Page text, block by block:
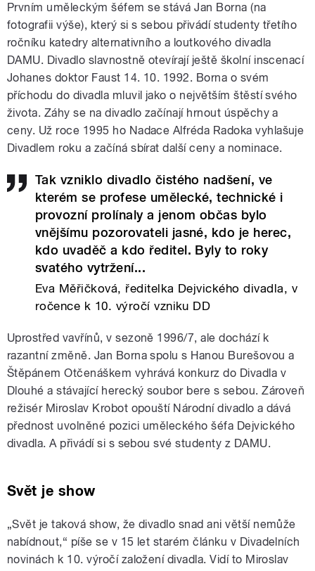
Prvním uměleckým šéfem se stává Jan Borna (na
fotografii výše), který si s sebou přivádí studenty třetího
ročníku katedry alternativního a loutkového divadla
DAMU. Divadlo slavnostně otevírají ještě školní inscenací
Johanes doktor Faust 14. 10. 1992. Borna o svém
příchodu do divadla mluvil jako o největším štěstí svého
života. Záhy se na divadlo začínají hrnout úspěchy a
ceny. Už roce 1995 ho Nadace Alfréda Radoka vyhlašuje
Divadlem roku a začíná sbírat další ceny a nominace.
Tak vzniklo divadlo čistého nadšení, ve
kterém se profese umělecké, technické i
provozní prolínaly a jenom občas bylo
vnějšímu pozorovateli jasné, kdo je herec,
kdo uvaděč a kdo ředitel. Byly to roky
svatého vytržení...
Eva Měřičková, ředitelka Dejvického divadla, v
ročence k 10. výročí vzniku DD
Uprostřed vavřínů, v sezoně 1996/7, ale dochází k
razantní změně. Jan Borna spolu s Hanou Burešovou a
Štěpánem Otčenáškem vyhrává konkurz do Divadla v
Dlouhé a stávající herecký soubor bere s sebou. Zároveň
režisér Miroslav Krobot opouští Národní divadlo a dává
přednost uvolněné pozici uměleckého šéfa Dejvického
divadla. A přivádí si s sebou své studenty z DAMU.
Svět je show
„Svět je taková show, že divadlo snad ani větší nemůže
nabídnout,“ píše se v 15 let starém článku v Divadelních
novinách k 10. výročí založení divadla. Vidí to Miroslav